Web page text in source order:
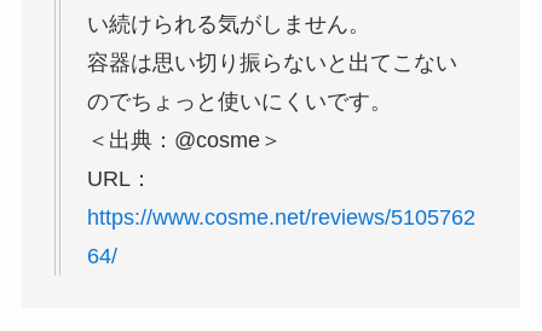
い続けられる気がしません。
容器は思い切り振らないと出てこない
のでちょっと使いにくいです。
＜出典：@cosme＞
URL：
https://www.cosme.net/reviews/5105762
64/